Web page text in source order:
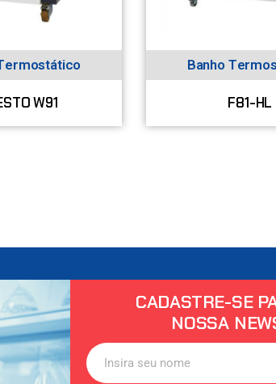
W91
Banho
F81-HL
CADASTRE-SE
NOSSA